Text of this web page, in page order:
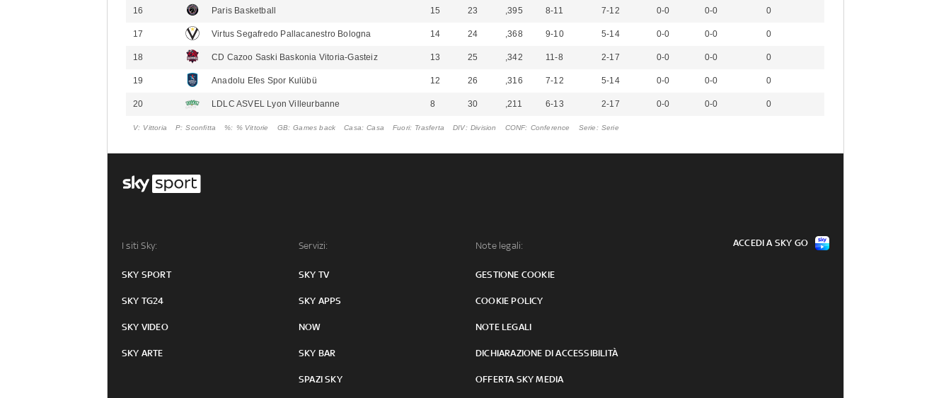
16 Paris Basketball 15 23 ,395 8-11 7-12 0-0 0-0 0
17 Virtus Segafredo Pallacanestro Bologna 14 24 ,368 9-10 5-14 0-0 0-0 0
18 CD Cazoo Saski Baskonia Vitoria-Gasteiz 13 25 ,342 11-8 2-17 0-0 0-0 0
19 Anadolu Efes Spor Kulübü 12 26 ,316 7-12 5-14 0-0 0-0 0
20 LDLC ASVEL Lyon Villeurbanne 8 30 ,211 6-13 2-17 0-0 0-0 0
V Vittoria P Sconfitta % % Vittorie GB Games back Casa Casa Fuori Trasferta DIV Division CONF Conference Serie Serie
I siti Sky:
SKY SPORT
SKY TG24
SKY VIDEO
SKY ARTE
Servizi:
SKY TV
SKY APPS
NOW
SKY BAR
SPAZI SKY
Note legali:
GESTIONE COOKIE
COOKIE POLICY
NOTE LEGALI
DICHIARAZIONE DI ACCESSIBILITÀ
OFFERTA SKY MEDIA
ACCEDI A SKY GO